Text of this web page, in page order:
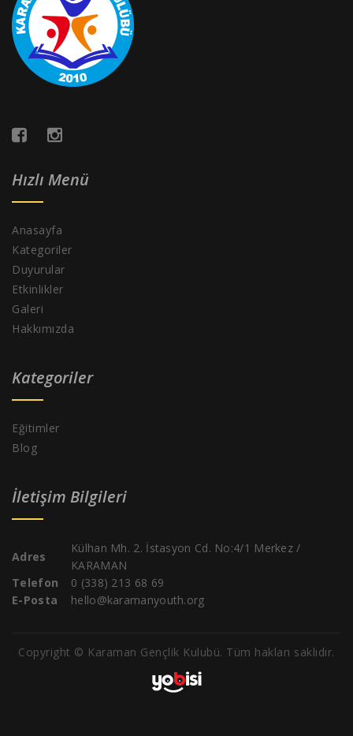
Hızlı Menü
Anasayfa
Kategoriler
Duyurular
Etkinlikler
Galeri
Hakkımızda
Kategoriler
Eğitimler
Blog
İletişim Bilgileri
Adres
Külhan Mh. 2. İstasyon Cd. No:4/1 Merkez /
KARAMAN
Telefon
0 (338) 213 68 69
E-Posta
hello@karamanyouth.org
Copyright © Karaman Gençlik Kulubü. Tüm hakları saklıdır.